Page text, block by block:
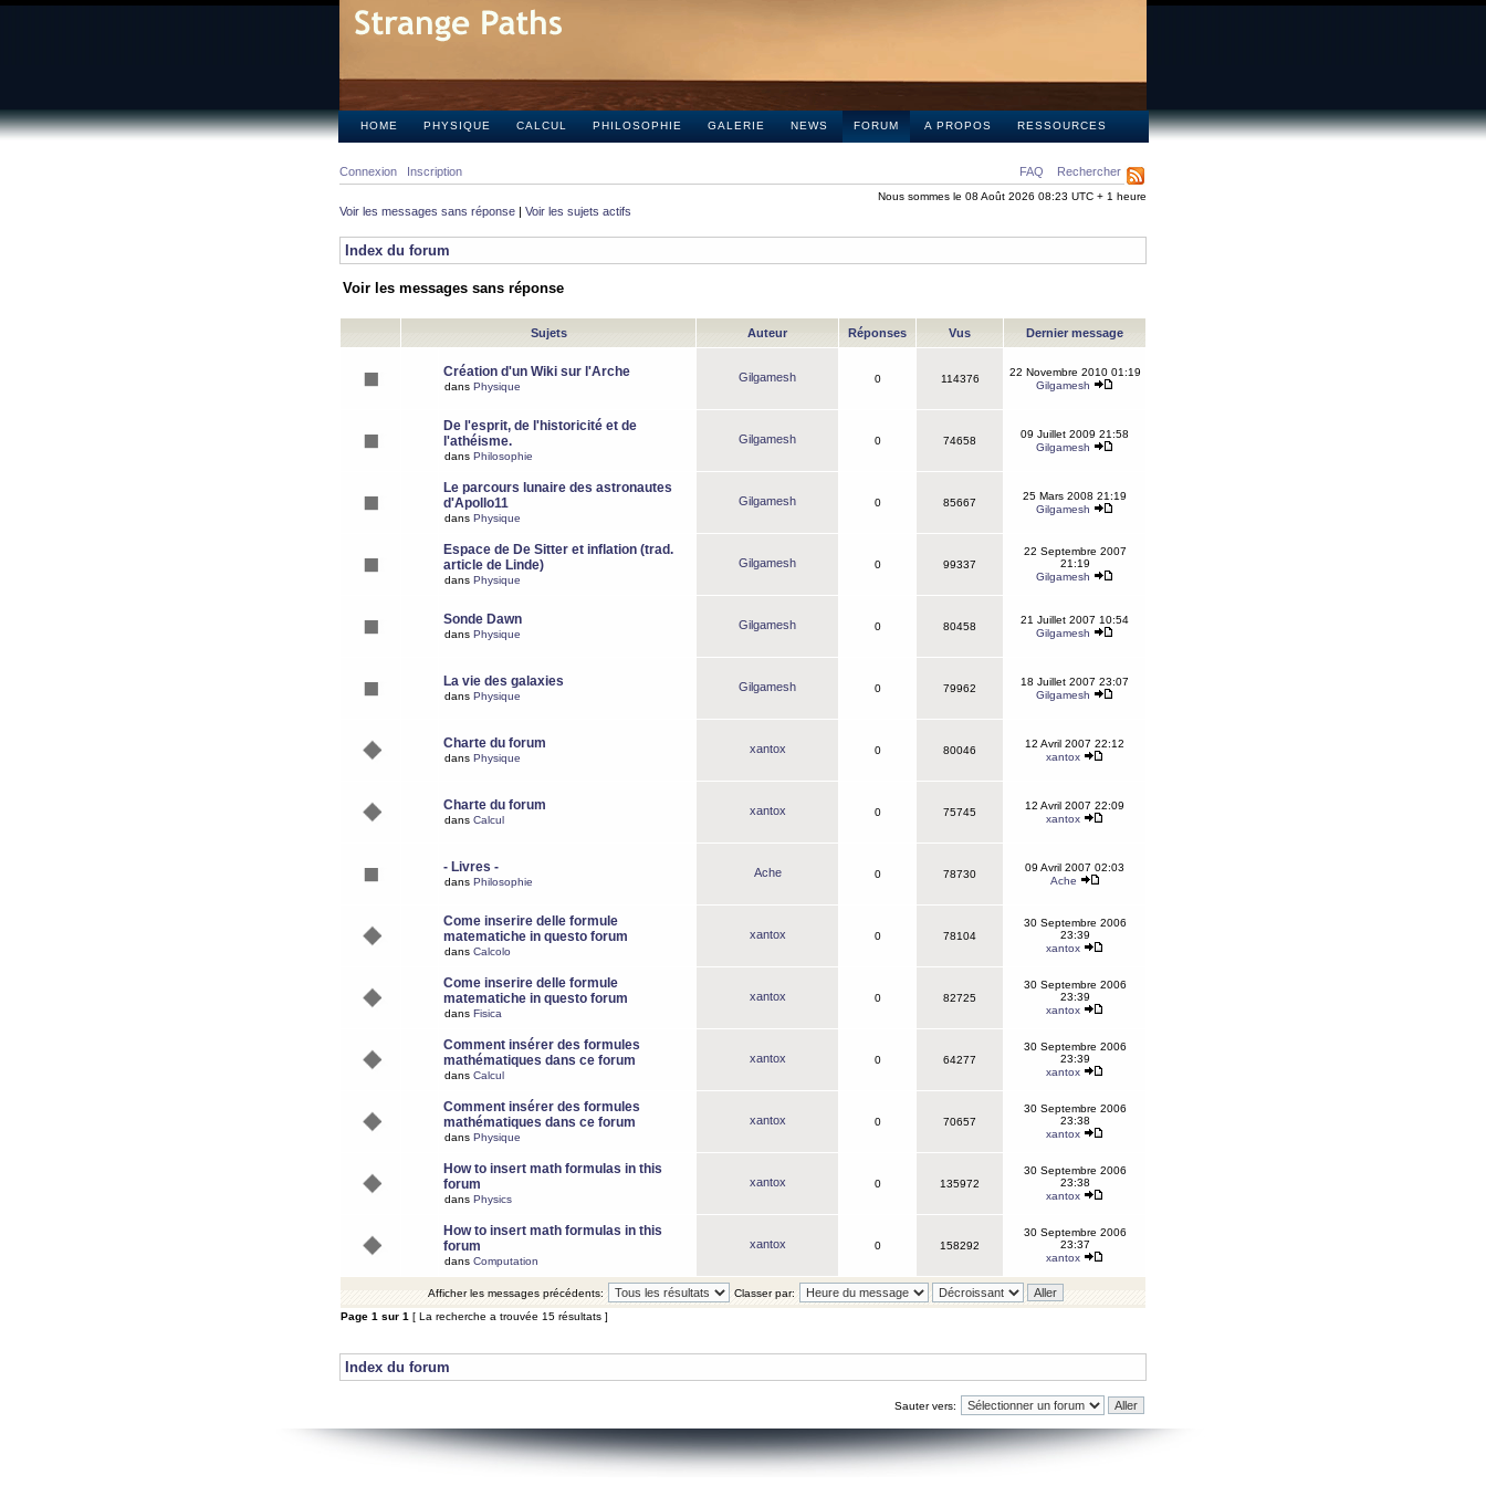
HOME PHYSIQUE CALCUL PHILOSOPHIE GALERIE NEWS FORUM A PROPOS RESSOURCES
FAQ Rechercher
Connexion Inscription
Nous sommes le 08 Août 2026 08:23 UTC + 1 heure
Voir les messages sans réponse | Voir les sujets actifs
Index du forum
Voir les messages sans réponse
Sujets Auteur Réponses Vus Dernier message
Création d'un Wiki sur l'Arche
dans Physique
Gilgamesh 0 114376
22 Novembre 2010 01:19
Gilgamesh
De l'esprit, de l'historicité et de
l'athéisme.
dans Philosophie
Gilgamesh 0 74658
09 Juillet 2009 21:58
Gilgamesh
Le parcours lunaire des astronautes
d'Apollo11
dans Physique
Gilgamesh 0 85667
25 Mars 2008 21:19
Gilgamesh
Espace de De Sitter et inflation (trad.
article de Linde)
dans Physique
Gilgamesh 0 99337
22 Septembre 2007
21:19
Gilgamesh
Sonde Dawn
dans Physique
Gilgamesh 0 80458
21 Juillet 2007 10:54
Gilgamesh
La vie des galaxies
dans Physique
Gilgamesh 0 79962
18 Juillet 2007 23:07
Gilgamesh
Charte du forum
dans Physique
xantox 0 80046
12 Avril 2007 22:12
xantox
Charte du forum
dans Calcul
xantox 0 75745
12 Avril 2007 22:09
xantox
- Livres -
dans Philosophie
Ache 0 78730
09 Avril 2007 02:03
Ache
Come inserire delle formule
matematiche in questo forum
dans Calcolo
xantox 0 78104
30 Septembre 2006
23:39
xantox
Come inserire delle formule
matematiche in questo forum
dans Fisica
xantox 0 82725
30 Septembre 2006
23:39
xantox
Comment insérer des formules
mathématiques dans ce forum
dans Calcul
xantox 0 64277
30 Septembre 2006
23:39
xantox
Comment insérer des formules
mathématiques dans ce forum
dans Physique
xantox 0 70657
30 Septembre 2006
23:38
xantox
How to insert math formulas in this
forum
dans Physics
xantox 0 135972
30 Septembre 2006
23:38
xantox
How to insert math formulas in this
forum
dans Computation
xantox 0 158292
30 Septembre 2006
23:37
xantox
Afficher les messages précédents:
Classer par:
Page 1 sur 1 [ La recherche a trouvée 15 résultats ]
Index du forum
Sauter vers: